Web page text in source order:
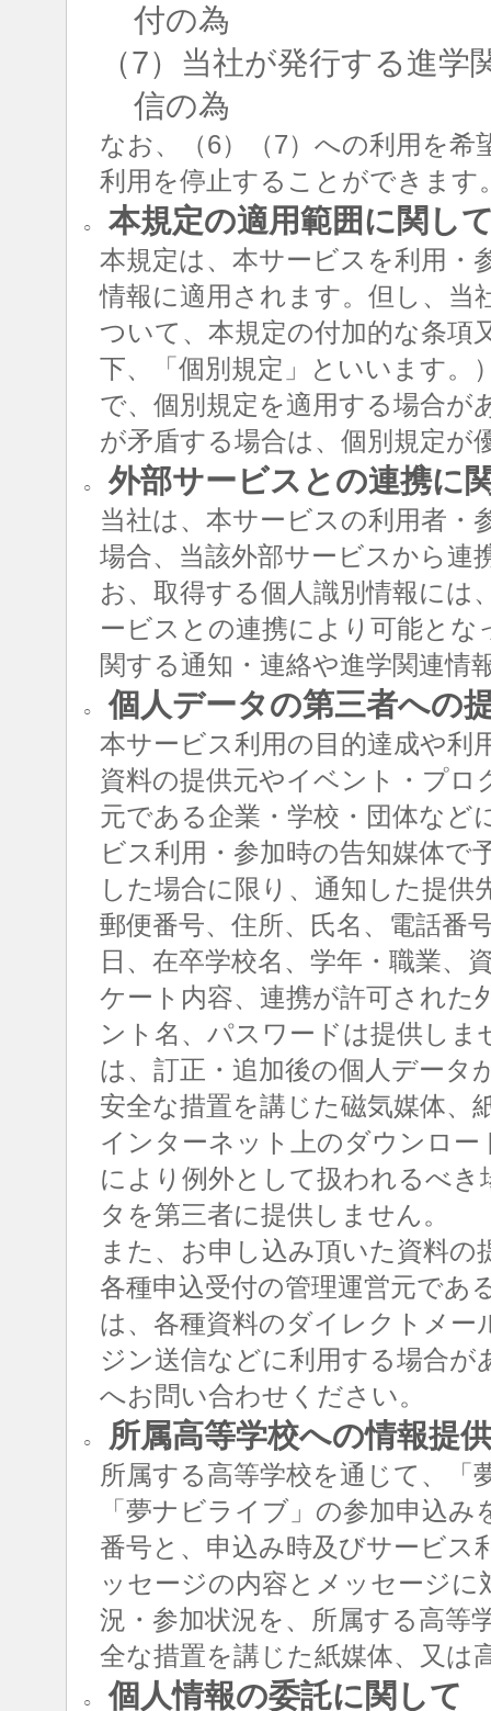
付の為
（7）当社が発行する進
信の為
なお、（6）（7）への利用を
利用を停止することができます
○ 本規定の適用範囲に関し
本規定は、本サービスを利用・
情報に適用されます。但し、当
ついて、本規定の付加的な条項
下、「個別規定」といいます。
で、個別規定を適用する場合が
が矛盾する場合は、個別規定が
○ 外部サービスとの連携に
当社は、本サービスの利用者・
場合、当該外部サービスから連
お、取得する個人識別情報には
ービスとの連携により可能と
関する通知・連絡や進学関連情
○ 個人データの第三者への
本サービス利用の目的達成や利
資料の提供元やイベント・プロ
元である企業・学校・団体など
ビス利用・参加時の告知媒体で
した場合に限り、通知した提
郵便番号、住所、氏名、電話番
日、在卒学校名、学年・職業、
ケート内容、連携が許可された
ント名、パスワードは提供し
は、訂正・追加後の個人データ
安全な措置を講じた磁気媒体、
インターネット上のダウンロ
により例外として扱われるべ
タを第三者に提供しません。
また、お申し込み頂いた資料
各種申込受付の管理運営元であ
は、各種資料のダイレクトメー
ジン送信などに利用する場合
へお問い合わせください。
○ 所属高等学校への情報提
所属する高等学校を通じて、「
「夢ナビライブ」の参加申込
番号と、申込み時及びサービス
ッセージの内容とメッセージ
況・参加状況を、所属する高等
全な措置を講じた紙媒体、又は
○ 個人情報の委託に関して